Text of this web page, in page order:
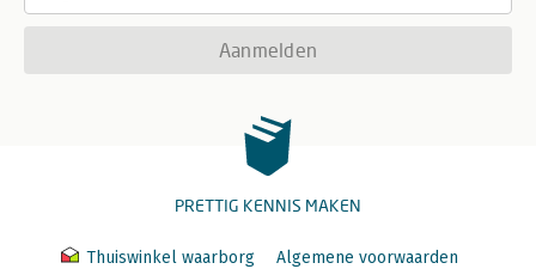
Aanmelden
PRETTIG KENNIS MAKEN
Thuiswinkel waarborg
Algemene voorwaarden